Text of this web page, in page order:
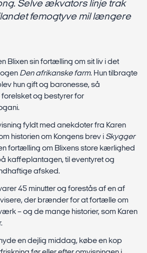
Selve ækvators linje trak
femogtyve mil længere
Blixen sin fortælling om sit liv i det
Den afrikanske farm. Hun tilbragte
hun gift og baronesse, så
og bestyrer for
fyldt med anekdoter fra Karen
historien om Kongens brev i Skygger
fortælling om Blixens store kærlighed
kaffeplantagen, til eventyret og
afsked.
45 minutter og forestås af en af
der brænder for at fortælle om
– og de mange historier, som Karen
en dejlig middag, købe en kop